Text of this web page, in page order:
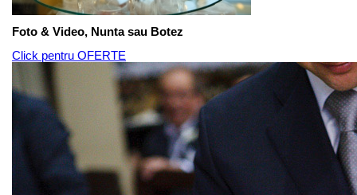
Foto & Video, Nunta sau Botez
Click pentru OFERTE